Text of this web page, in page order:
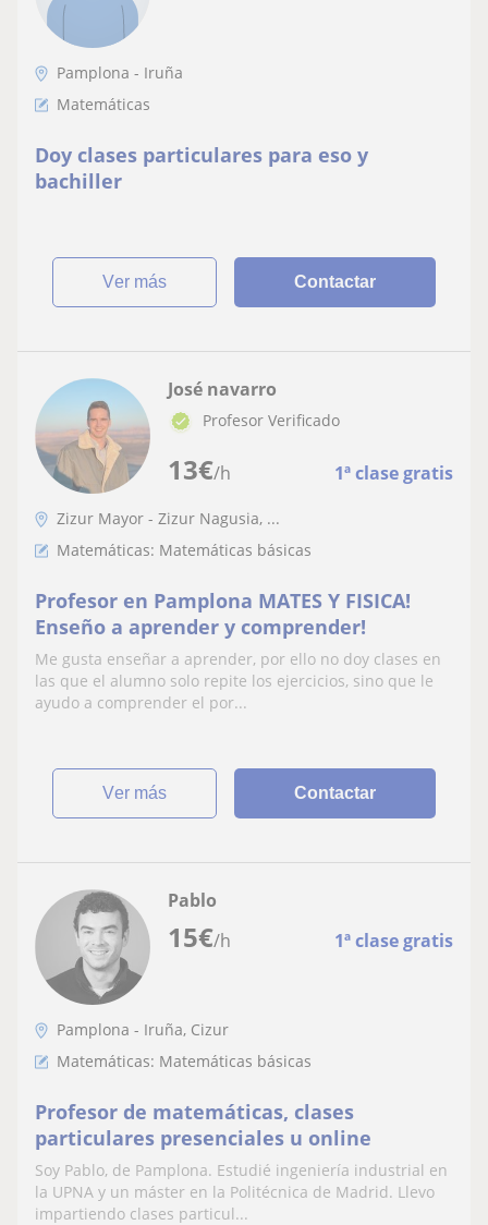
Pamplona - Iruña
Matemáticas
Doy clases particulares para eso y
bachiller
ver más Contactar
13€/h 1ª clase gratis
José navarro
Profesor Verificado
Zizur Mayor - Zizur Nagusia, ...
Matemáticas: Matemáticas básicas
Profesor en Pamplona MATES Y FISICA!
Enseño a aprender y comprender!
Me gusta enseñar a aprender, por ello no doy clases en
las que el alumno solo repite los ejercicios, sino que le
ayudo a comprender el por...
ver más Contactar
15€/h 1ª clase gratis
Pablo
Pamplona - Iruña, Cizur
Matemáticas: Matemáticas básicas
Profesor de matemáticas, clases
particulares presenciales u online
Soy Pablo, de Pamplona. Estudié ingeniería industrial en
la UPNA y un máster en la Politécnica de Madrid. Llevo
impartiendo clases particul...